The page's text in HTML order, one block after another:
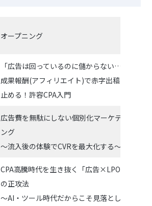
オープニング
「広告は回っているのに儲からない…」
成果報酬(アフィリエイト)で赤字出稿を
止める！許容CPA入門
広告費を無駄にしない個別化マーケティ
ング
〜流入後の体験でCVRを最大化する〜
CPA高騰時代を生き抜く「広告×LPO」
の正攻法
〜AI・ツール時代だからこそ見落としが